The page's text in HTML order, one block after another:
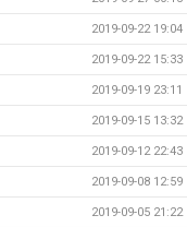
2019-09-22 19:04
2019-09-22 15:33
2019-09-19 23:11
2019-09-15 13:32
2019-09-12 22:43
2019-09-08 12:59
2019-09-05 21:22